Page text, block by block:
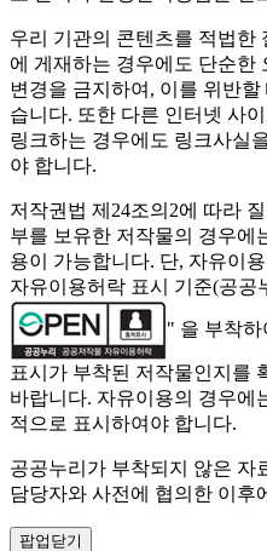
우리 기관의 콘텐츠를 적법한
에 게재하는 경우에도 단순한
변경을 금지하여, 이를 위반
습니다. 또한 다른 인터넷 사
링크하는 경우에도 링크사실
야 합니다.
저작권법 제24조의2에 따라
부를 보유한 저작물의 경우에
용이 가능합니다. 단, 자유이
자유이용허락 표시 기준(공공
" 을 부착하
표시가 부착된 저작물인지를
바랍니다. 자유이용의 경우에
적으로 표시하여야 합니다.
공공누리가 부착되지 않은 자
담당자와 사전에 협의한 이후
팝업닫기